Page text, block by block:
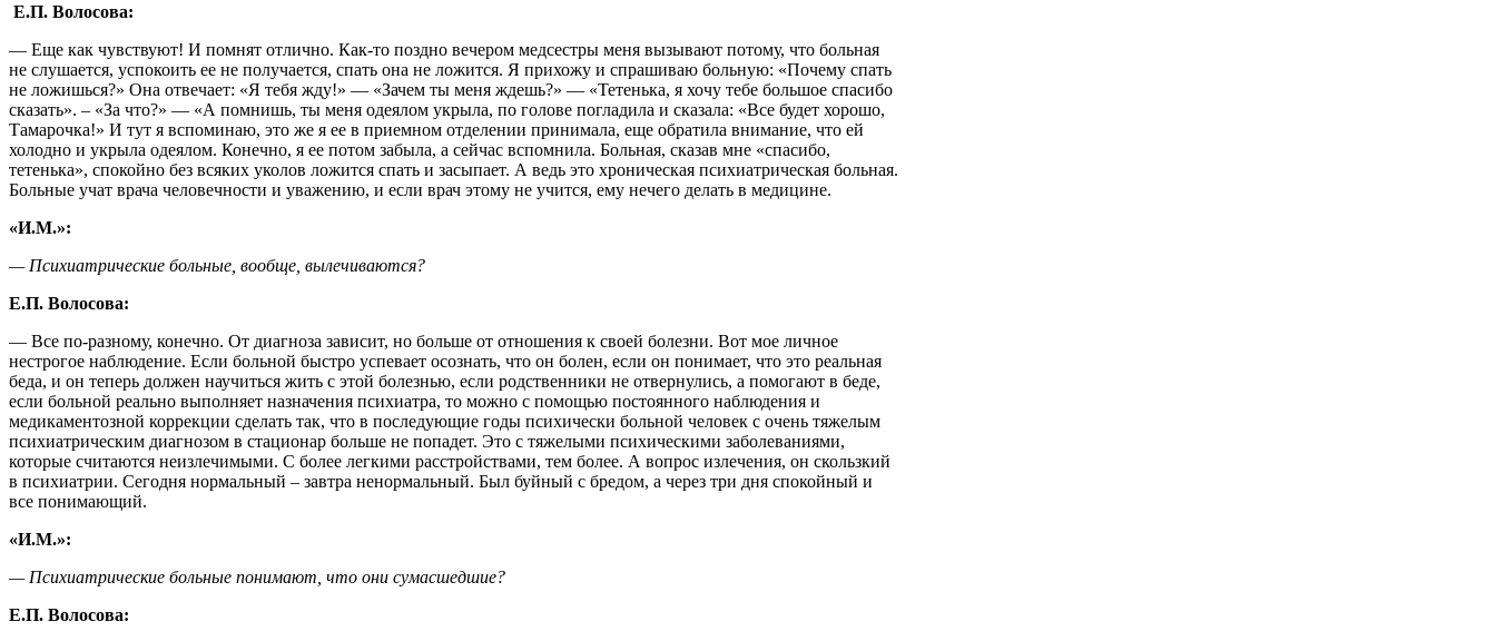
Е.П. Волосова:
— Еще как чувствуют! И помнят отлично. Как-то поздно вечером медсестры меня вызывают потому, что больная
не слушается, успокоить ее не получается, спать она не ложится. Я прихожу и спрашиваю больную: «Почему спать
не ложишься?» Она отвечает: «Я тебя жду!» — «Зачем ты меня ждешь?» — «Тетенька, я хочу тебе большое спасибо
сказать». – «За что?» — «А помнишь, ты меня одеялом укрыла, по голове погладила и сказала: «Все будет хорошо,
Тамарочка!» И тут я вспоминаю, это же я ее в приемном отделении принимала, еще обратила внимание, что ей
холодно и укрыла одеялом. Конечно, я ее потом забыла, а сейчас вспомнила. Больная, сказав мне «спасибо,
тетенька», спокойно без всяких уколов ложится спать и засыпает. А ведь это хроническая психиатрическая больная.
Больные учат врача человечности и уважению, и если врач этому не учится, ему нечего делать в медицине.
«И.М.»:
— Психиатрические больные, вообще, вылечиваются?
Е.П. Волосова:
— Все по-разному, конечно. От диагноза зависит, но больше от отношения к своей болезни. Вот мое личное
нестрогое наблюдение. Если больной быстро успевает осознать, что он болен, если он понимает, что это реальная
беда, и он теперь должен научиться жить с этой болезнью, если родственники не отвернулись, а помогают в беде,
если больной реально выполняет назначения психиатра, то можно с помощью постоянного наблюдения и
медикаментозной коррекции сделать так, что в последующие годы психически больной человек с очень тяжелым
психиатрическим диагнозом в стационар больше не попадет. Это с тяжелыми психическими заболеваниями,
которые считаются неизлечимыми. С более легкими расстройствами, тем более. А вопрос излечения, он скользкий
в психиатрии. Сегодня нормальный – завтра ненормальный. Был буйный с бредом, а через три дня спокойный и
все понимающий.
«И.М.»:
— Психиатрические больные понимают, что они сумасшедшие?
Е.П. Волосова: